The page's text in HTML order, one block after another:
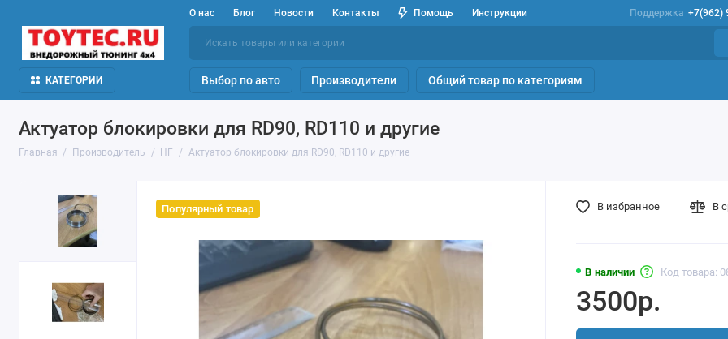
О нас Блог Новости Контакты Помощь Инструкции Поддержка +7(962)
КАТЕГОРИИ Выбор по авто Производители Общий товар по категориям
Актуатор блокировки для RD90, RD110 и другие
Главная Производитель HF Актуатор блокировки для RD90, RD110 и другие
Популярный товар
В наличии Код товара:
3500р.
В избранное В